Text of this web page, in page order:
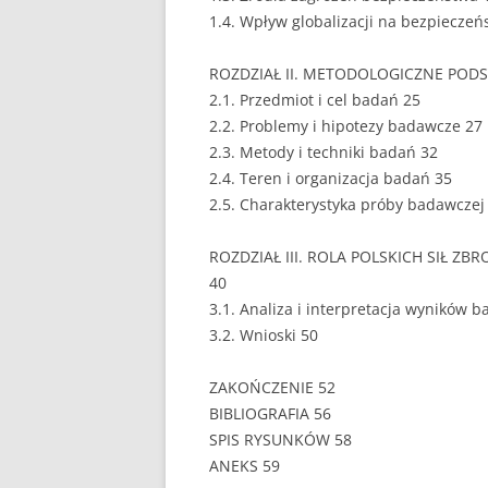
EUROPEISTYKA
FINANSE
GASTRONOMIA
HANDEL
HISTORIA
HOTELARSTWO
1.4. Wpływ globalizacji na
ROZDZIAŁ II. METODOLOGICZNE
2.1. Przedmiot i cel badań 25
2.2. Problemy i hipotezy badawcze 27
2.3. Metody i techniki badań 32
2.4. Teren i organizacja badań 35
2.5. Charakterystyka próby badawczej
ROZDZIAŁ III. ROLA POLSKICH SIŁ
40
3.1. Analiza i interpretacja wyników
3.2. Wnioski 50
ZAKOŃCZENIE 52
BIBLIOGRAFIA 56
SPIS RYSUNKÓW 58
ANEKS 59